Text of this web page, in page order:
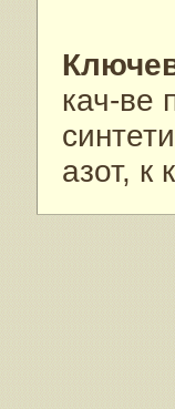
кач-ве
азот, к